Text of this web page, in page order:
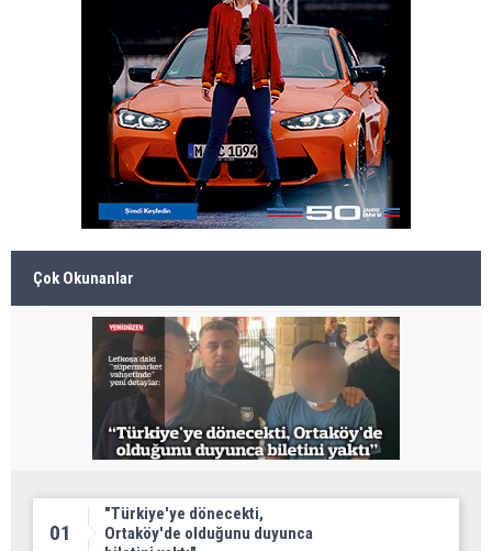
Çok Okunanlar
01
"Türkiye'ye dönecekti,
Ortaköy'de olduğunu duyunca